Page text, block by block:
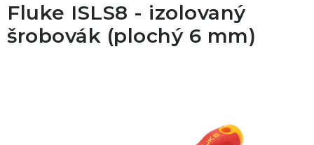
ZÁZNAMNÍKY
Fluke ISLS8 - izolovaný
šrobovák (plochý 6 mm)